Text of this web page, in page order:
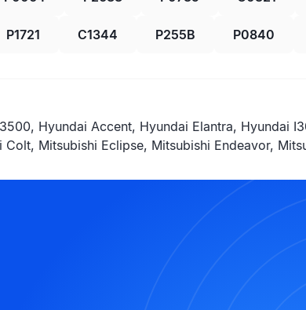
P1721 C1344 P255B P0840
Hyundai Accent, Hyundai Elantra, Hyundai
Mitsubishi Eclipse, Mitsubishi Endeavor,